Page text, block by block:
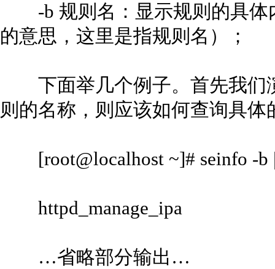
-b 规则名：显示规则的具体
的意思，这里是指规则名）；
下面举几个例子。首先我们
则的名称，则应该如何查询具
[root@localhost ~]# seinfo -b
httpd_manage_ipa
…省略部分输出…